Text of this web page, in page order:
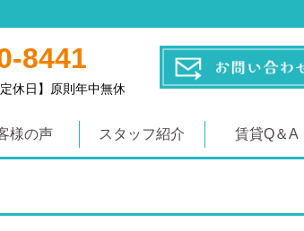
8441
休日】原則年中無休
様の声 スタッフ紹介 賃貸Q＆A